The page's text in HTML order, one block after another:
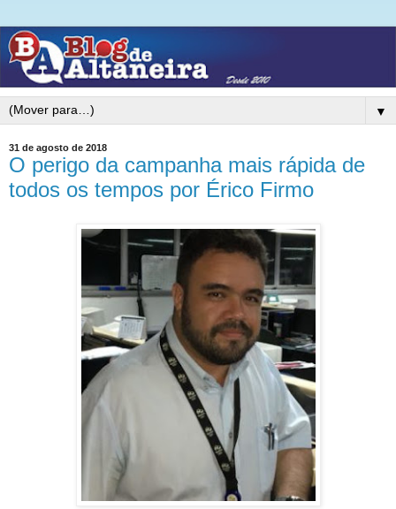
▼
31 de agosto de 2018
O perigo da campanha mais rápida de
todos os tempos por Érico Firmo